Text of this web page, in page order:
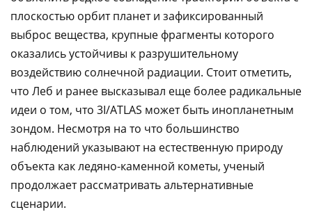
плоскостью орбит планет и зафиксированный
выброс вещества, крупные фрагменты которого
оказались устойчивы к разрушительному
воздействию солнечной радиации. Стоит отметить,
что Леб и ранее высказывал еще более радикальные
идеи о том, что 3I/ATLAS может быть инопланетным
зондом. Несмотря на то что большинство
наблюдений указывают на естественную природу
объекта как ледяно-каменной кометы, ученый
продолжает рассматривать альтернативные
сценарии.